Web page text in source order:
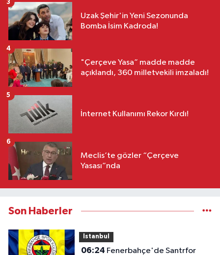
Uzak Şehir'in Yeni Sezonunda
Bomba İsim Kadroda!
3
"Çerçeve Yasa” madde madde
açıklandı, 360 milletvekili imzaladı!
4
İnternet Kullanımı Rekor Kırdı!
5
Meclis’te gözler “Çerçeve
Yasası”nda
6
Son Haberler
Istanbul
06:24